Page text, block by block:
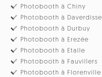
Photobooth à Chiny
Photobooth à Daverdisse
Photobooth à Durbuy
Photobooth à Erezée
Photobooth à Etalle
Photobooth à Fauvillers
Photobooth à Florenville